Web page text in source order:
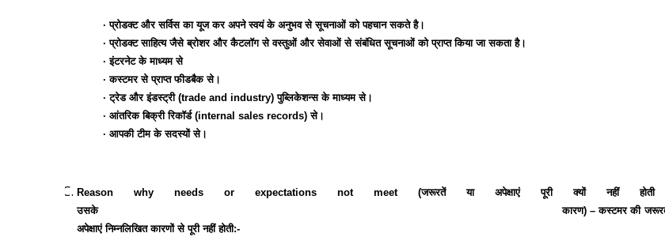
∙प्रोडक्ट और सर्विस का यूज कर अपने स्वयं के अनुभव से सूचनाओं को पहचान सकते है।
∙प्रोडक्ट साहित्य जैसे ब्रोशर और कैटलॉग से वस्तुओं और सेवाओं से संबंधित सूचनाओं को प्राप्त किया जा सकता है।
∙इंटरनेट के माध्यम से
∙कस्टमर से प्राप्त फीडबैक से।
∙ट्रेड और इंडस्ट्री (trade and industry) पुब्लिकेशन्स के माध्यम से।
∙ आंतरिक बिक्री रिकॉर्ड (internal sales records) से।
∙ आपकी टीम के सदस्यों से।
Reason why needs or expectations not meet (जरूरतें या अपेक्षाएं पूरी क्यों नहीं
उसके
कारण) –कस्टमर की
अपेक्षाएं निम्नलिखित कारणों से पूरी नहीं होती:-